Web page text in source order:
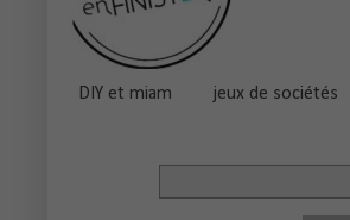
DIY et miam jeux de sociétés